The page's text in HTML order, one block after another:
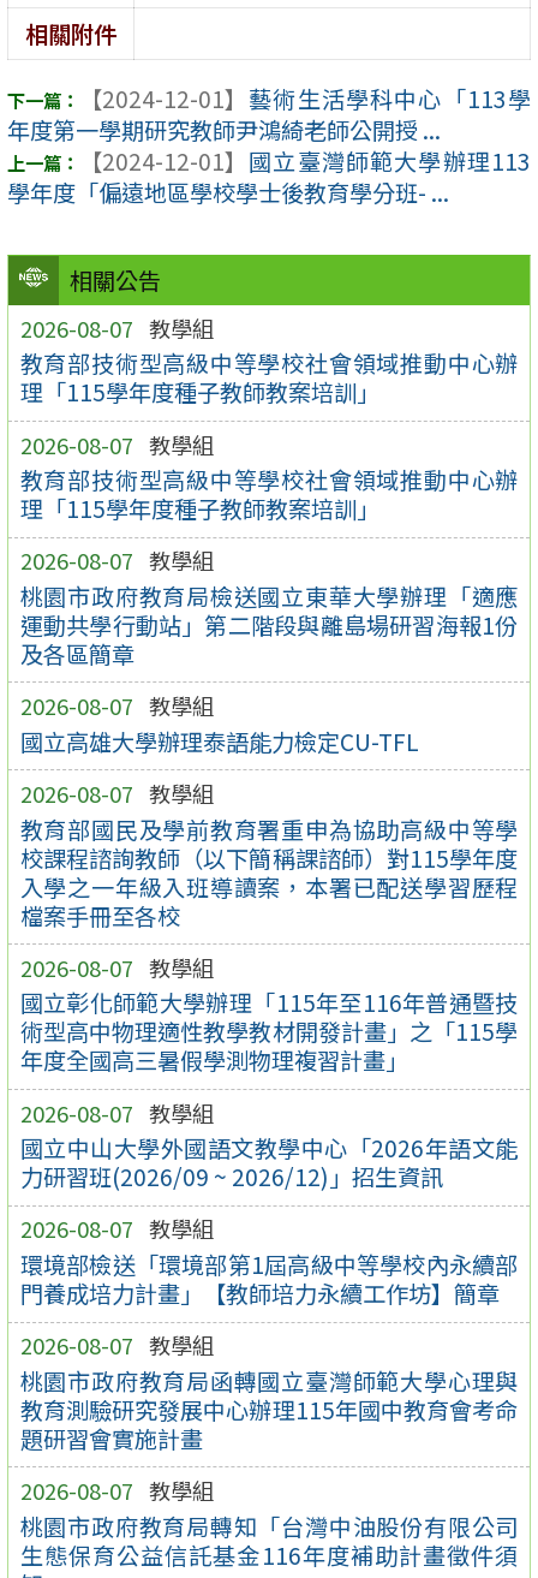
相關公告
2026-08-07 教學組
教育部技術型高級中等學校社會領域推動中心辦
理「115學年度種子教師教案培訓」
2026-08-07 教學組
教育部技術型高級中等學校社會領域推動中心辦
理「115學年度種子教師教案培訓」
2026-08-07 教學組
桃園市政府教育局檢送國立東華大學辦理「適應
運動共學行動站」第二階段與離島場研習海報1份
及各區簡章
2026-08-07 教學組
國立高雄大學辦理泰語能力檢定CU-TFL
2026-08-07 教學組
教育部國民及學前教育署重申為協助高級中等學
校課程諮詢教師（以下簡稱課諮師）對115學年度
入學之一年級入班導讀案，本署已配送學習歷程
檔案手冊至各校
2026-08-07 教學組
國立彰化師範大學辦理「115年至116年普通暨技
術型高中物理適性教學教材開發計畫」之「115學
年度全國高三暑假學測物理複習計畫」
2026-08-07 教學組
國立中山大學外國語文教學中心「2026年語文能
力研習班(2026/09 ~ 2026/12)」招生資訊
2026-08-07 教學組
環境部檢送「環境部第1屆高級中等學校內永續部
門養成培力計畫」【教師培力永續工作坊】簡章
2026-08-07 教學組
桃園市政府教育局函轉國立臺灣師範大學心理與
教育測驗研究發展中心辦理115年國中教育會考命
題研習會實施計畫
2026-08-07 教學組
桃園市政府教育局轉知「台灣中油股份有限公司
生態保育公益信託基金116年度補助計畫徵件須
相關附件
【2024-12-01】 藝術生活學科中心「113學
年度第一學期研究教師尹鴻綺老師公開授 ...
【2024-12-01】 國立臺灣師範大學辦理113
學年度「偏遠地區學校學士後教育學分班- ...